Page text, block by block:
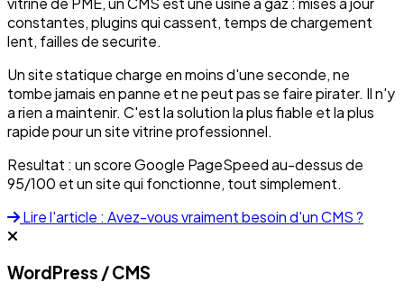
constantes, plugins qui cassent, temps de chargement
lent, failles de securite.
Un site statique charge en moins d'une seconde, ne
tombe jamais en panne et ne peut pas se faire pirater. Il n'y
a rien a maintenir. C'est la solution la plus fiable et la plus
rapide pour un site vitrine professionnel.
Resultat : un score Google PageSpeed au-dessus de
95/100 et un site qui fonctionne, tout simplement.
Lire l'article : Avez-vous vraiment besoin d'un CMS ?
WordPress / CMS